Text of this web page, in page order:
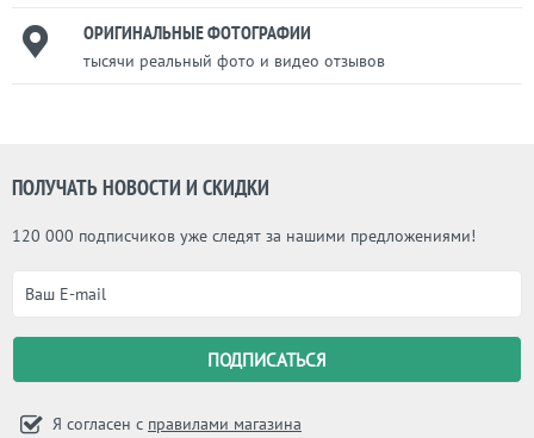
ОРИГИНАЛЬНЫЕ ФОТОГРАФИИ
тысячи реальный фото и видео отзывов
ПОЛУЧАТЬ НОВОСТИ И СКИДКИ
120 000 подписчиков уже следят за нашими предложениями!
Я согласен с правилами магазина